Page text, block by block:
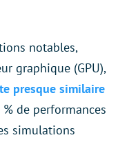
notables,
graphique (GPU),
presque similaire
de performances
simulations